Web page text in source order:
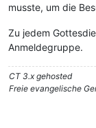
musste, um die
Zu jedem
Anmeldegruppe.
CT 3.x gehosted
Freie evangelische